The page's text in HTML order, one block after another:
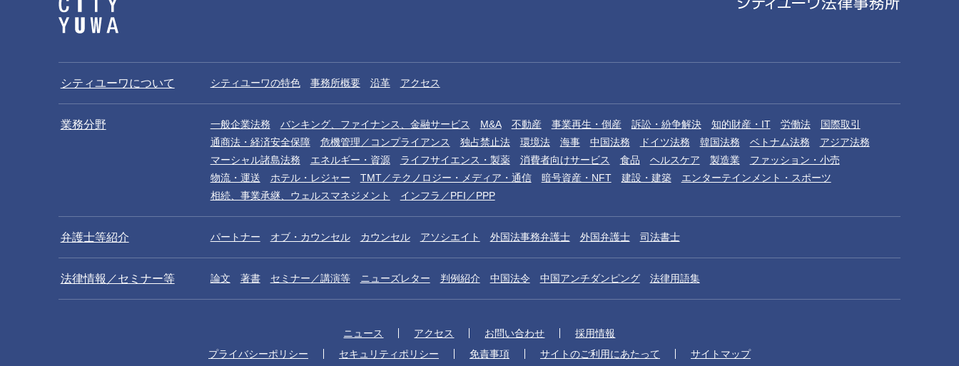
シティユーワについて シティユーワの特色 事務所概要 沿革 アクセス
業務分野 一般企業法務 バンキング、ファイナンス、金融サービス M&A 不動産 事業再生・倒産 訴訟・紛争解決 知的財産・IT 労働法
国際取引
通商法・経済安全保障
危機管理／コンプライアンス 独占禁止法 環境法 海事 中国法務 ドイツ法務 韓国法務 ベトナム法務
アジア法務
マーシャル諸島法務
エネルギー・資源 ライフサイエンス・製薬 消費者向けサービス 食品 ヘルスケア 製造業
ファッション・小売
物流・運送
ホテル・レジャー TMT／テクノロジー・メディア・通信 暗号資産・NFT 建設・建築
エンターテインメント・スポーツ
相続、事業承継、ウェルスマネジメント
インフラ／PFI／PPP
弁護士等紹介 パートナー オブ・カウンセル カウンセル アソシエイト 外国法事務弁護士 外国弁護士 司法書士
法律情報／セミナー等 論文 著書 セミナー／講演等 ニューズレター 判例紹介 中国法令 中国アンチダンピング 法律用語集
ニュース アクセス お問い合わせ
採用情報
プライバシーポリシー
セキュリティポリシー 免責事項 サイトのご利用にあたって サイトマップ